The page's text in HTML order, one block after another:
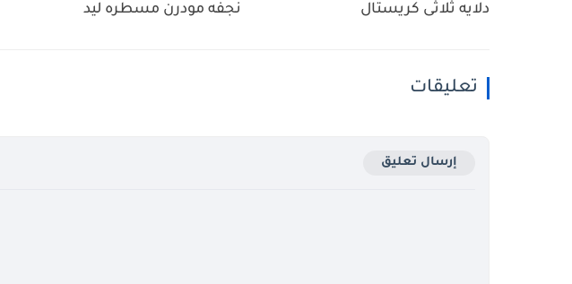
دلايه ثلاثى كريستال نجفه مودرن مسطره ليد
تعليقات
إرسال تعليق